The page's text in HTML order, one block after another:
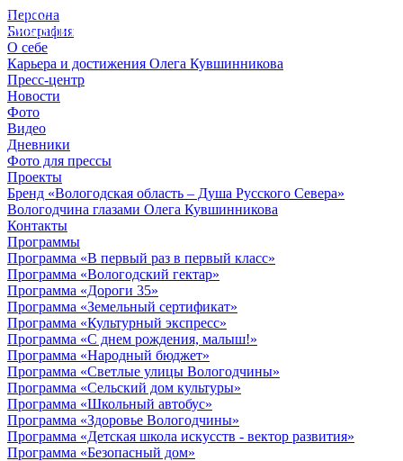
Персона
Биография
О себе
Карьера и достижения Олега Кувшинникова
Пресс-центр
Новости
Фото
Видео
Дневники
Фото для прессы
Проекты
Бренд «Вологодская область – Душа Русского Севера»
Вологодчина глазами Олега Кувшинникова
Контакты
Программы
Программа «В первый раз в первый класс»
Программа «Вологодский гектар»
Программа «Дороги 35»
Программа «Земельный сертификат»
Программа «Культурный экспресс»
Программа «С днем рождения, малыш!»
Программа «Народный бюджет»
Программа «Светлые улицы Вологодчины»
Программа «Сельский дом культуры»
Программа «Школьный автобус»
Программа «Здоровье Вологодчины»
Программа «Детская школа искусств - вектор развития»
Программа «Безопасный дом»
© 2012 - 2023,
КУВШИННИКОВ О.А.